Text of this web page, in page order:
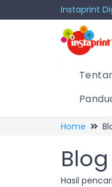
Instaprint
Home
Blog
Hasil